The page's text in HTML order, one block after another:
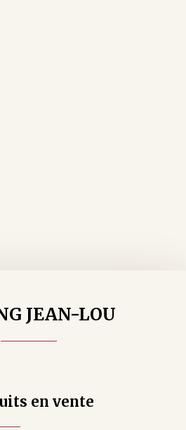
JEAN-LOU
en vente